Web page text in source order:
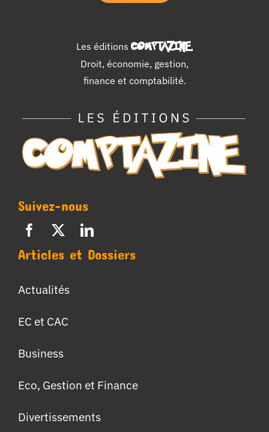
Les éditions COMPTAZINE.
Droit, économie, gestion,
finance et comptabilité.
Suivez-nous
Articles et Dossiers
Actualités
EC et CAC
Business
Eco, Gestion et Finance
Divertissements